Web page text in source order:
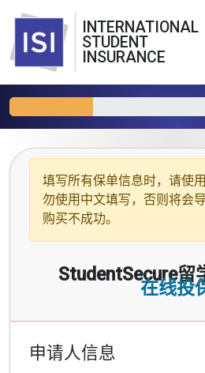
INTERNATIONAL
STUDENT
INSURANCE
填写所有保单信息时，请使用
勿使用中文填写，否则将会
购买不成功。
StudentSecure留
在线投
申请人信息